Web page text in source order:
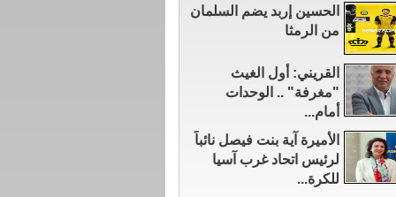
الحسين إربد يضم السلمان
من الرمثا
القريني: أول الغيث
"مغرفة" .. الوحدات
أمام...
الأميرة آية بنت فيصل نائباً
لرئيس اتحاد غرب آسيا
للكرة...